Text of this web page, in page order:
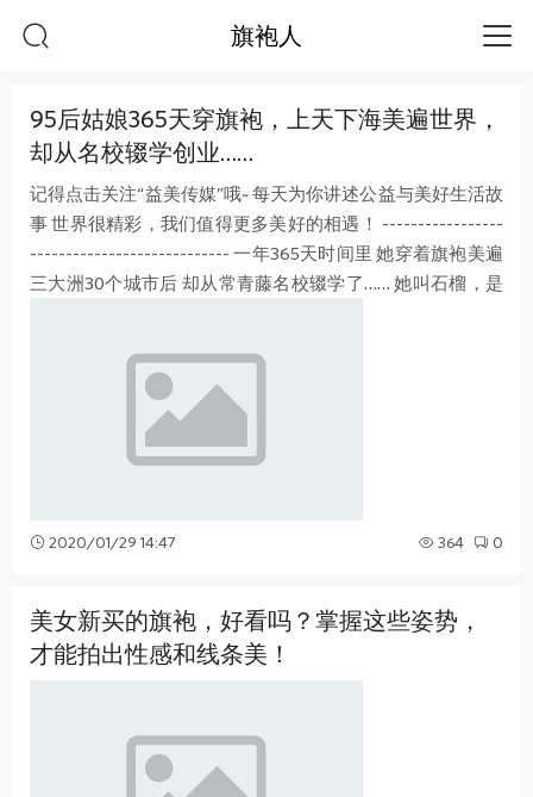
旗袍人
95后姑娘365天穿旗袍，上天下海美遍世界，
却从名校辍学创业……
记得点击关注“益美传媒”哦~ 每天为你讲述公益与美好生活故
事 世界很精彩，我们值得更多美好的相遇！ -----------------
---------------------------- 一年365天时间里 她穿着旗袍美遍
三大洲30个城市后 却从常青藤名校辍学了…… 她叫石榴，是
2020/01/29 14:47 364 0
美女新买的旗袍，好看吗？掌握这些姿势，
才能拍出性感和线条美！